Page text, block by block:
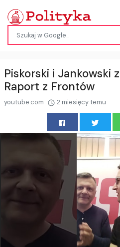
Piskorski i Jankowski
Raport z Frontów
youtube.com 2 miesięcy temu